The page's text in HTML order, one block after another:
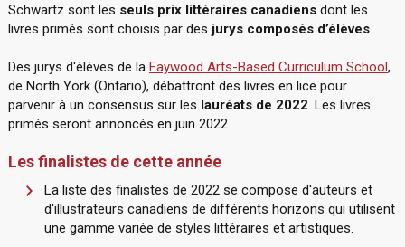
Schwartz sont les seuls prix littéraires canadiensdont les
livres primés sont choisis par des jurys composés d’élèves.
Des jurys d'élèves de la Faywood Arts-Based Curriculum School,
de North York (Ontario), débattront des livres en lice pour
parvenir à un consensus sur les lauréats de 2022. Les livres
primés seront annoncés en juin 2022.
Les finalistes de cette année
La liste des finalistes de 2022 se compose d'auteurs et
d'illustrateurs canadiens de différents horizons qui utilisent
une gamme variée de styles littéraires et artistiques.